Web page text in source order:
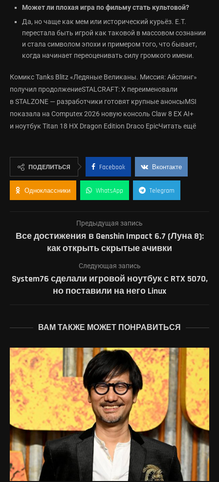
Может ли плохая игра по фильму стать культовой?
Да, но чаще как мем или исторический курьёз. E.T.
перестала быть игрой как таковой в массовом сознании
и стала символом эпохи и примером того, что бывает,
когда начинает переоценивать силу громкого имени.
Комикс Tanks Blitz «Ледяные Великаны. Миссия: Айспинг»
получил продолжениеSTALCRAFT: X переименовали
в STALZONE — разработчики готовят крупные анонсыMSI
показала на Computex 2026 новую консоль Claw 8 EX AI+
и ноутбук Titan 18 HX Dragon Edition Draco EpicЧитать ещё
ПОДЕЛИТЬСЯ Facebook Вконтакте
Одноклассники WhatsApp Telegram
Предыдущая запись
Все достижения в Genshin Impact 6.7 (Луна 8):
как открыть скрытые ачивки
Следующая запись
System76 сделали игровой ноутбук с RTX 5070,
но поставили на него Linux
ВАМ ТАКЖЕ МОЖЕТ ПОНРАВИТЬСЯ